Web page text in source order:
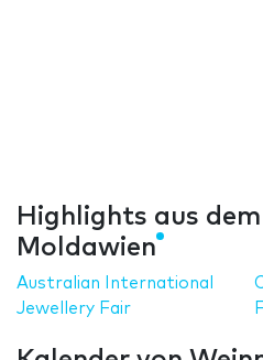
Highlights aus
Moldawien
Australian International
Jewellery Fair